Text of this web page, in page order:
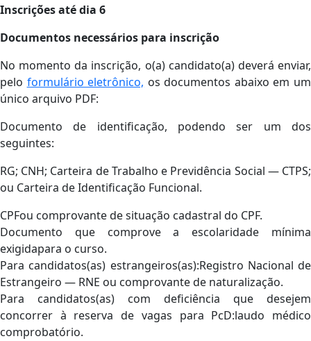
Inscrições até dia 6
Documentos necessários para inscrição
No momento da inscrição, o(a) candidato(a) deverá enviar,
pelo formulário eletrônico, os documentos abaixo em um
único arquivo PDF:
Documento de identificação, podendo ser um dos
seguintes:
RG; CNH; Carteira de Trabalho e Previdência Social — CTPS;
ou Carteira de Identificação Funcional.
CPFou comprovante de situação cadastral do CPF.
Documento que comprove a escolaridade mínima
exigidapara o curso.
Para candidatos(as) estrangeiros(as):Registro Nacional de
Estrangeiro — RNE ou comprovante de naturalização.
Para candidatos(as) com deficiência que desejem
concorrer à reserva de vagas para PcD:laudo médico
comprobatório.